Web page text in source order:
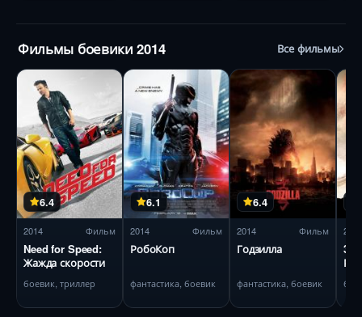
Фильмы боевики 2014 Все фильмы
6.4
2014 Фильм
Need for Speed:
Жажда скорости
боевик, триллер
6.1
2014 Фильм
РобоКоп
фантастика, боевик
6.4
2014 Фильм
Годзилла
фантастика, боевик
2014